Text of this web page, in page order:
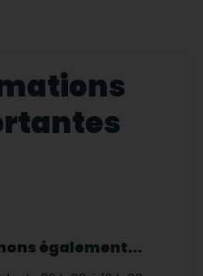
également...